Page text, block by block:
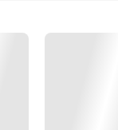
ห่งแคว้น ท่ามกลาง